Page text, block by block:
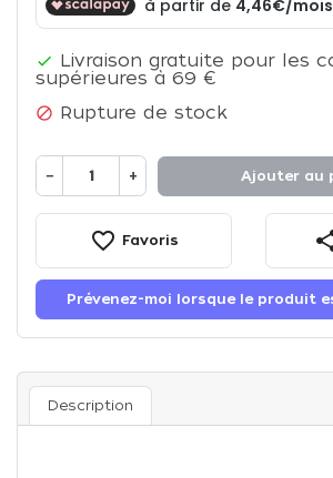
 Livraison gratuite pour les
supérieures à 69 €
 Rupture de stock
− + Ajouter au
favorite_border Favoris
Prévenez-moi lorsque le produit
Description